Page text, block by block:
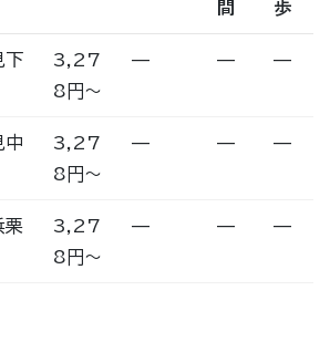
間 歩
3,27
8円〜
— — —
3,27
8円〜
— — —
3,27
8円〜
— — —